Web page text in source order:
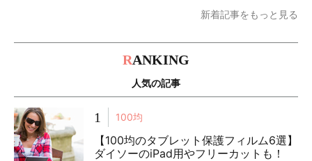
新着記事をもっと見る
RANKING
人気の記事
1 100均
【100均のタブレット保護フィルム6選】
ダイソーのiPad用やフリーカットも！